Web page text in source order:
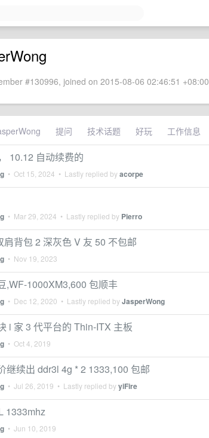
#130996, joined on 2015-08-06 02:46:51 +08:00
提问 技术话题 好玩 工作信息
10.12 自动续费的
• Oct 15, 2024 • Lastly replied byacorpe
• Mar 29, 2024 • Lastly replied by Pierro
背包 2 深灰色 V 友 50 不包邮
• Nov 19, 2023
,WF-1000XM3,600 包顺丰
• Dec 12, 2020 • Lastly replied byJasperWong
i 家 3 代平台的 Thin-ITX 主板
• Oct 4, 2019
继续出 ddr3l 4g * 2 1333,100 包邮
• Jul 26, 2019 • Lastly replied byyiFire
1333mhz
• Jun 10, 2019